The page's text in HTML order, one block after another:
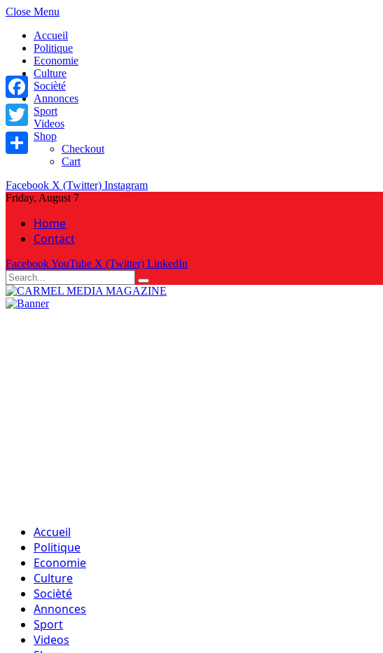
Close Menu
Accueil
Politique
Economie
Culture
Socièté
Annonces
Sport
Videos
Shop
Checkout
Cart
Facebook X (Twitter) Instagram
Friday, August 7
Home
Contact
FacebookYouTube X (Twitter) LinkedIn
Accueil
Politique
Economie
Culture
Socièté
Annonces
Sport
Videos
Facebook
Twitter